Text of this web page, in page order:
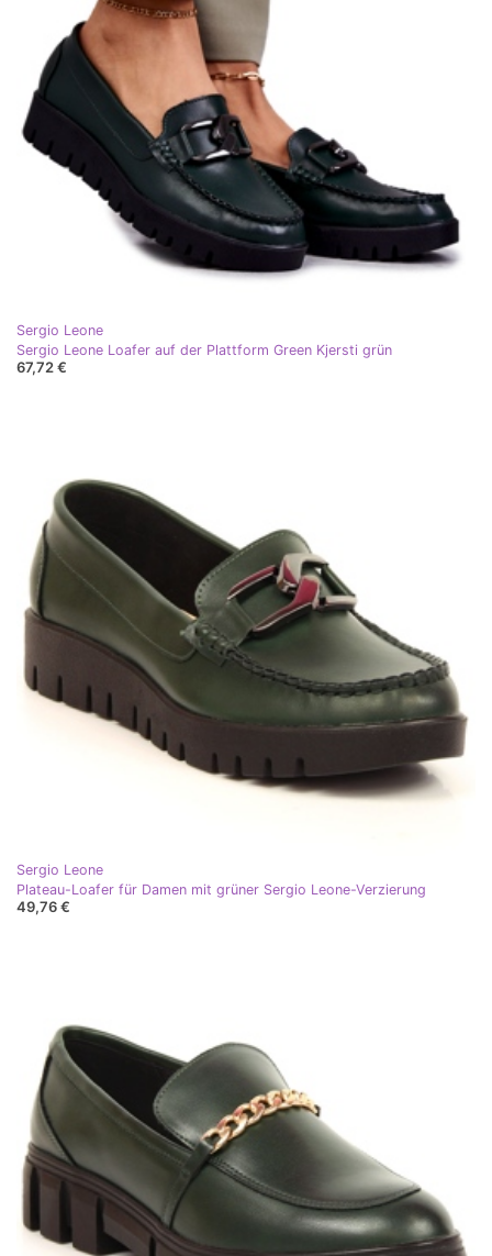
Sergio Leone
Sergio Leone Loafer auf der Plattform Green Kjersti grün
67,72 €
Sergio Leone
Plateau-Loafer für Damen mit grüner Sergio Leone-Verzierung
49,76 €